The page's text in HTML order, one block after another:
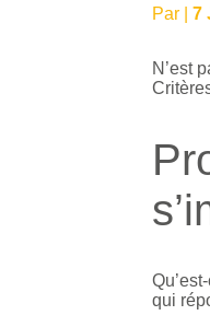
Par |7
N’est
qui